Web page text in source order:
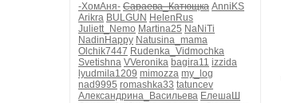
-ХомАня- Сараева_Катющка AnniKS
Arikra BULGUN HelenRus
Juliett_Nemo Martina25 NaNiTi
NadinHappy Natusina_mama
Olchik7447 Rudenka_Vidmochka
Svetishna VVeronika bagira11 izzida
lyudmila1209 mimozza my_log
nad9995 romashka33 tatuncev
Александрина_Васильева ЕлешаШ